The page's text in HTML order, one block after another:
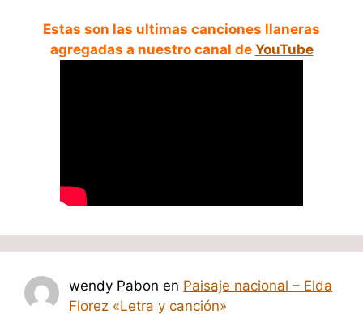
Estas son las ultimas canciones llaneras
agregadas a nuestro canal de YouTube
wendy Pabon en Paisaje nacional – Elda
Florez «Letra y canción»